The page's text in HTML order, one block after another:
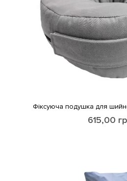
Фіксуюча подушка для
615,00